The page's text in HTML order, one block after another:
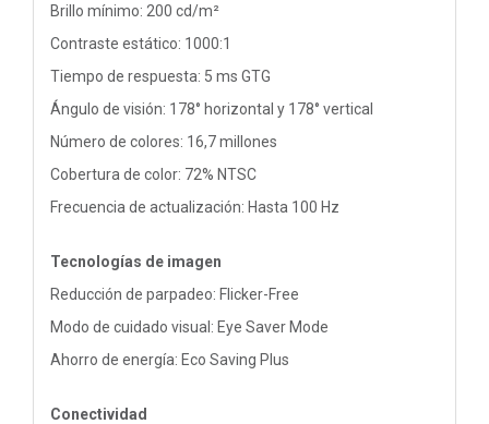
Brillo mínimo: 200 cd/m²
Contraste estático: 1000:1
Tiempo de respuesta: 5 ms GTG
Ángulo de visión: 178° horizontal y 178° vertical
Número de colores: 16,7 millones
Cobertura de color: 72% NTSC
Frecuencia de actualización: Hasta 100 Hz
Tecnologías de imagen
Reducción de parpadeo: Flicker-Free
Modo de cuidado visual: Eye Saver Mode
Ahorro de energía: Eco Saving Plus
Conectividad